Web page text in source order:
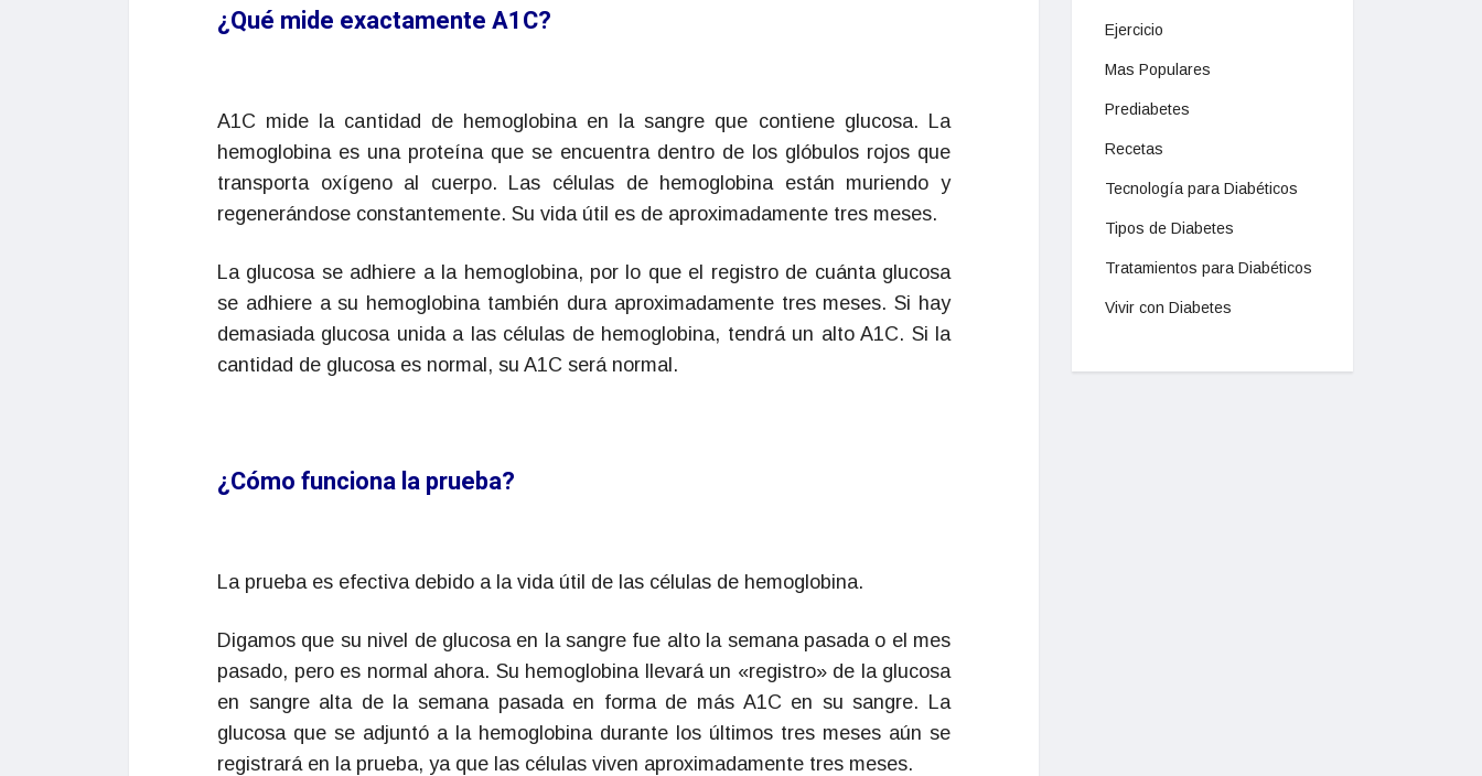
¿Qué mide exactamente A1C?
A1C mide la cantidad de hemoglobina en la sangre que contiene glucosa. La
hemoglobina es una proteína que se encuentra dentro de los glóbulos rojos que
transporta oxígeno al cuerpo. Las células de hemoglobina están muriendo y
regenerándose constantemente. Su vida útil es de aproximadamente tres meses.
La glucosa se adhiere a la hemoglobina, por lo que el registro de cuánta glucosa
se adhiere a su hemoglobina también dura aproximadamente tres meses. Si hay
demasiada glucosa unida a las células de hemoglobina, tendrá un alto A1C. Si la
cantidad de glucosa es normal, su A1C será normal.
¿Cómo funciona la prueba?
La prueba es efectiva debido a la vida útil de las células de hemoglobina.
Digamos que su nivel de glucosa en la sangre fue alto la semana pasada o el mes
pasado, pero es normal ahora. Su hemoglobina llevará un «registro» de la glucosa
en sangre alta de la semana pasada en forma de más A1C en su sangre. La
glucosa que se adjuntó a la hemoglobina durante los últimos tres meses aún se
registrará en la prueba, ya que las células viven aproximadamente tres meses.
Ejercicio
Mas Populares
Prediabetes
Recetas
Tecnología para Diabéticos
Tipos de Diabetes
Tratamientos para Diabéticos
Vivir con Diabetes